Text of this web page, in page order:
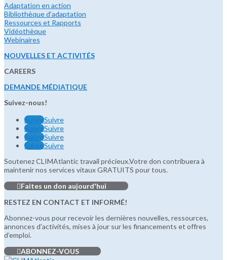
Adaptation en action
Bibliothèque d’adaptation
Ressources et Rapports
Vidéothèque
Webinaires
NOUVELLES ET ACTIVITÉS
CAREERS
DEMANDE MÉDIATIQUE
Suivez-nous!
SuivreSuivre
SuivreSuivre
SuivreSuivre
SuivreSuivre
Soutenez CLIMAtlantic travail précieux.Votre don contribuera à
maintenir nos services vitaux GRATUITS pour tous.
Faites un don aujourd'hui
RESTEZ EN CONTACT ET INFORMÉ!
Abonnez-vous pour recevoir les dernières nouvelles, ressources,
annonces d’activités, mises à jour sur les financements et offres
d’emploi.
ABONNEZ-VOUS